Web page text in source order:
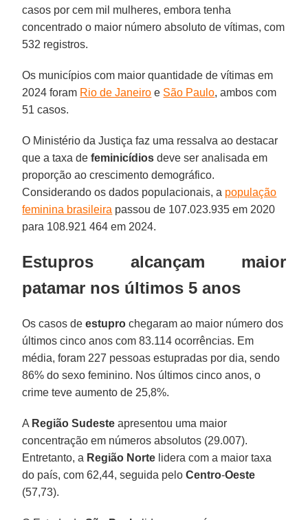
casos por cem mil mulheres, embora tenha
concentrado o maior número absoluto de vítimas, com
532 registros.
Os municípios com maior quantidade de vítimas em
2024 foram Rio de Janeiro e São Paulo, ambos com
51 casos.
O Ministério da Justiça faz uma ressalva ao destacar
que a taxa defeminicídios deve ser analisada em
proporção ao crescimento demográfico.
Considerando os dados populacionais, a população
feminina brasileira passou de 107.023.935 em 2020
para 108.921 464 em 2024.
Estupros alcançam maior
patamar nos últimos 5 anos
Os casos deestupro chegaram ao maior número dos
últimos cinco anos com 83.114 ocorrências. Em
média, foram 227 pessoas estupradas por dia, sendo
86% do sexo feminino. Nos últimos cinco anos, o
crime teve aumento de 25,8%.
A Região Sudeste apresentou uma maior
concentração em números absolutos (29.007).
Entretanto, a Região Norte lidera com a maior taxa
do país, com 62,44, seguida peloCentro-Oeste
(57,73).